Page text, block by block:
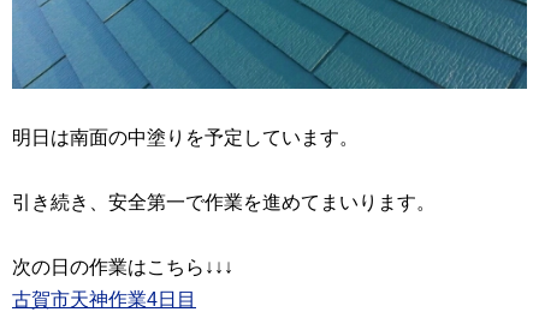
明日は南面の中塗りを予定しています。
引き続き、安全第一で作業を進めてまいります。
古賀市天神作業4日目